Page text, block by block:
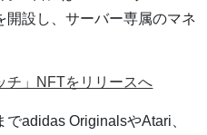
開設し、サーバー専属のマネ
チ」NFTをリリースへ
adidas OriginalsやAtari、